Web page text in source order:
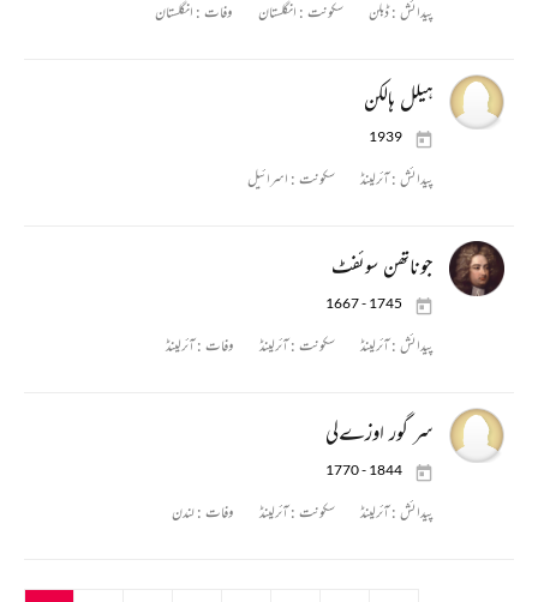
پیدائش :ڈبلن سکونت : انگلستان وفات : انگلستان
ہیلل ہالکن
1939
پیدائش :آئرلینڈ سکونت : اسرائیل
جوناتھن سوئفٹ
1667 - 1745
پیدائش :آئرلینڈ سکونت :آئرلینڈ وفات :آئرلینڈ
سر گور اوزےلی
1770 - 1844
پیدائش :آئرلینڈ سکونت :آئرلینڈ وفات : لندن